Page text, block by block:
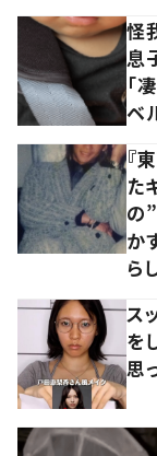
怪
息
「
ベ
『
た
の
か
ら
ス
を
思